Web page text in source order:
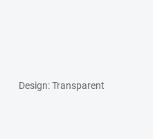
Design: Transparent